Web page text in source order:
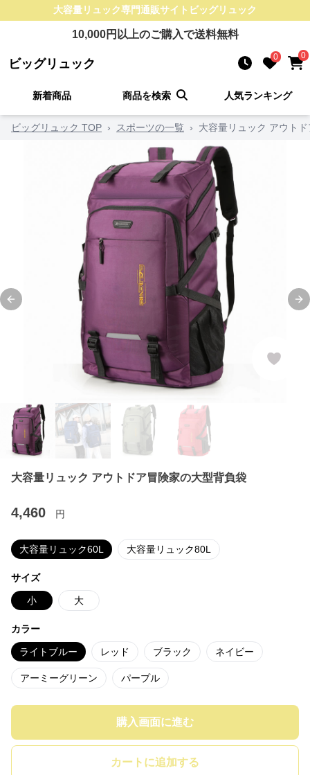
大容量リュック専門通販サイト ビッグリュック
10,000円以上のご購入で送料無料
ビッグリュック 0 0
新着商品 商品を検索 人気ランキング
ビッグリュック TOP › スポーツの一覧 › 大容量リュック アウト
Previous slide
大容量リュック アウトドア冒険家の大型背負袋
4,460 円
大容量リュック60L 大容量リュック80L
サイズ
小 大
カラー
ライトブルー レッド ブラック ネイビー
アーミーグリーン パープル
購入画面に進む
カートに追加する